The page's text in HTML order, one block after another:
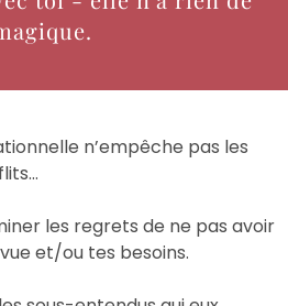
n’empêche pas les
les regrets de ne pas avoir
et/ou tes besoins.